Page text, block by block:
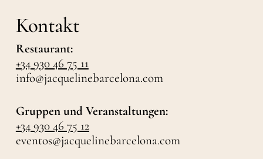
Kontakt
Restaurant:
+34 930 46 75 11
info@jacquelinebarcelona.com
Gruppen und Veranstaltungen:
+34 930 46 75 12
eventos@jacquelinebarcelona.com